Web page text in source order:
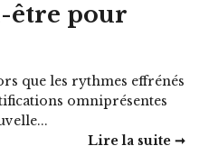
être pour
que les rythmes effrénés
omniprésentes
Lire la suite ➞